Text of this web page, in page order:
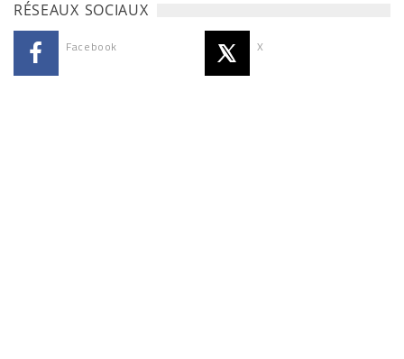
RÉSEAUX SOCIAUX
Facebook X